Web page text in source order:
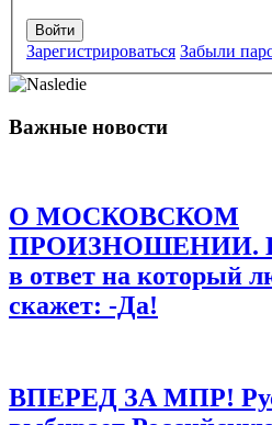
Сайт
Сохранить моё имя, email и
последующих моих комментариев.
Войти
Зарегистрироваться Забыли
Важные новости
О МОСКОВСКОМ
ПРОИЗНОШЕНИИ.
в ответ на который
скажет: -Да!
ВПЕРЕД ЗА МПР!